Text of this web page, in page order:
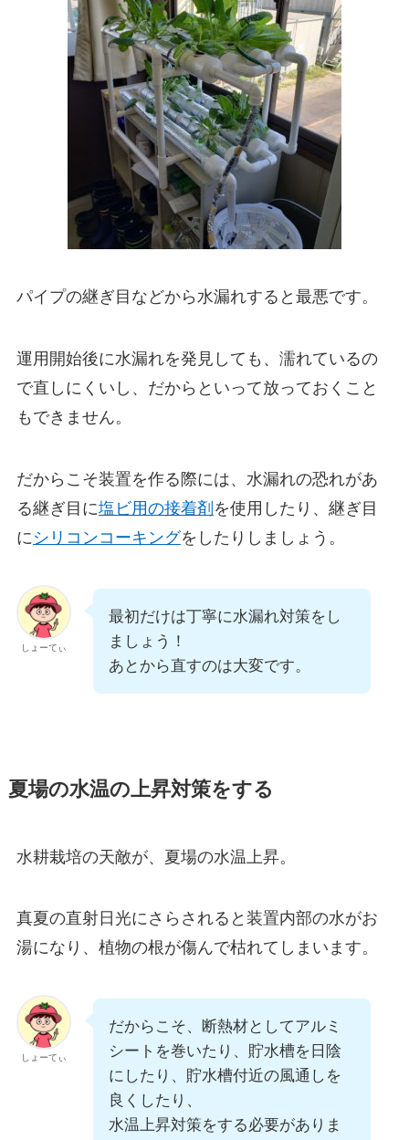
パイプの継ぎ目などから水漏れすると最悪です。
運用開始後に水漏れを発見しても、濡れているの
で直しにくいし、だからといって放っておくこと
もできません。
だからこそ装置を作る際には、水漏れの恐れがあ
る継ぎ目に塩ビ用の接着剤 を使用したり、継ぎ目
に シリコンコーキングをしたりしましょう。
しょーてぃ
最初だけは丁寧に水漏れ対策をし
ましょう！
あとから直すのは大変です。
夏場の水温の上昇対策をする
水耕栽培の天敵が、夏場の水温上昇。
真夏の直射日光にさらされると装置内部の水がお
湯になり、植物の根が傷んで枯れてしまいます。
しょーてぃ
だからこそ、断熱材としてアルミ
シートを巻いたり、貯水槽を日陰
にしたり、貯水槽付近の風通しを
良くしたり、
水温上昇対策をする必要がありま